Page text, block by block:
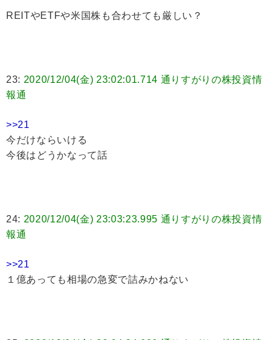
REITやETFや米国株も合わせても厳しい？
23: 2020/12/04(金) 23:02:01.714 通りすがりの株投資情
報通
>>21
今だけならいける
今後はどうかなって話
24: 2020/12/04(金) 23:03:23.995 通りすがりの株投資情
報通
>>21
１億あっても相場の急変で詰みかねない